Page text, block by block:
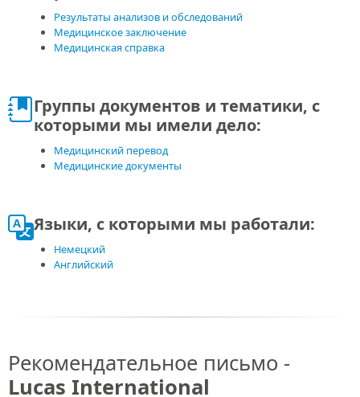
Результаты анализов и обследований
Медицинское заключение
Медицинская справка
Группы документов и тематики, с
которыми мы имели дело:
Медицинский перевод
Медицинские документы
Языки, с которыми мы работали:
Немецкий
Английский
Рекомендательное письмо -
Lucas International